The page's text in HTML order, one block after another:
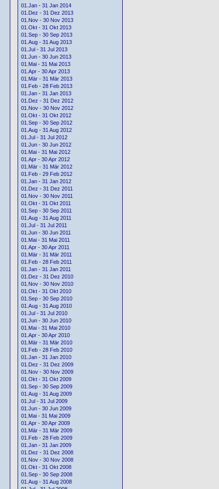
01.Jan - 31 Jan 2014
01.Dez - 31 Dez 2013
01.Nov - 30 Nov 2013
01.Okt - 31 Okt 2013
01.Sep - 30 Sep 2013
01.Aug - 31 Aug 2013
01.Jul - 31 Jul 2013
01.Jun - 30 Jun 2013
01.Mai - 31 Mai 2013
01.Apr - 30 Apr 2013
01.Mär - 31 Mär 2013
01.Feb - 28 Feb 2013
01.Jan - 31 Jan 2013
01.Dez - 31 Dez 2012
01.Nov - 30 Nov 2012
01.Okt - 31 Okt 2012
01.Sep - 30 Sep 2012
01.Aug - 31 Aug 2012
01.Jul - 31 Jul 2012
01.Jun - 30 Jun 2012
01.Mai - 31 Mai 2012
01.Apr - 30 Apr 2012
01.Mär - 31 Mär 2012
01.Feb - 29 Feb 2012
01.Jan - 31 Jan 2012
01.Dez - 31 Dez 2011
01.Nov - 30 Nov 2011
01.Okt - 31 Okt 2011
01.Sep - 30 Sep 2011
01.Aug - 31 Aug 2011
01.Jul - 31 Jul 2011
01.Jun - 30 Jun 2011
01.Mai - 31 Mai 2011
01.Apr - 30 Apr 2011
01.Mär - 31 Mär 2011
01.Feb - 28 Feb 2011
01.Jan - 31 Jan 2011
01.Dez - 31 Dez 2010
01.Nov - 30 Nov 2010
01.Okt - 31 Okt 2010
01.Sep - 30 Sep 2010
01.Aug - 31 Aug 2010
01.Jul - 31 Jul 2010
01.Jun - 30 Jun 2010
01.Mai - 31 Mai 2010
01.Apr - 30 Apr 2010
01.Mär - 31 Mär 2010
01.Feb - 28 Feb 2010
01.Jan - 31 Jan 2010
01.Dez - 31 Dez 2009
01.Nov - 30 Nov 2009
01.Okt - 31 Okt 2009
01.Sep - 30 Sep 2009
01.Aug - 31 Aug 2009
01.Jul - 31 Jul 2009
01.Jun - 30 Jun 2009
01.Mai - 31 Mai 2009
01.Apr - 30 Apr 2009
01.Mär - 31 Mär 2009
01.Feb - 28 Feb 2009
01.Jan - 31 Jan 2009
01.Dez - 31 Dez 2008
01.Nov - 30 Nov 2008
01.Okt - 31 Okt 2008
01.Sep - 30 Sep 2008
01.Aug - 31 Aug 2008